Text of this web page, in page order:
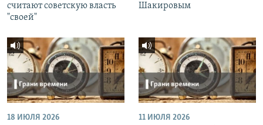
считают советскую власть
"своей"
Шакировым
18 ИЮЛЯ 2026 11 ИЮЛЯ 2026